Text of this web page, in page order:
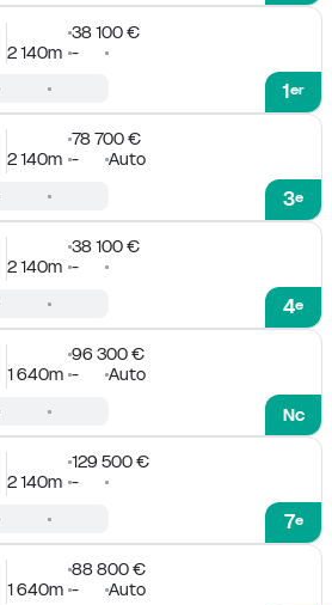
38 100 €
2 140m -
1er
78 700 €
2 140m - Auto
3e
38 100 €
2 140m -
4e
96 300 €
1 640m -
Auto
Nc
129 500 €
2 140m -
7e
88 800 €
1 640m - Auto